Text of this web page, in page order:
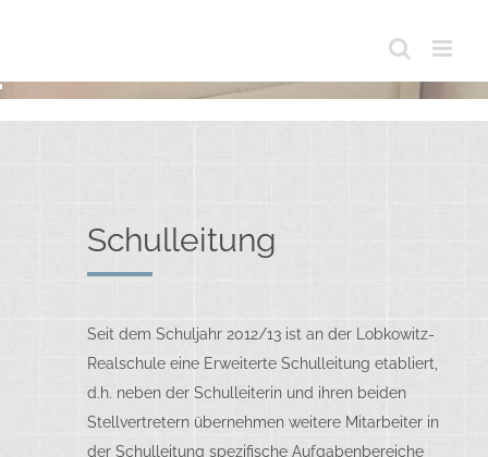
Schulleitung
Seit dem Schuljahr 2012/13 ist an der Lobkowitz-
Realschule eine Erweiterte Schulleitung etabliert,
d.h. neben der Schulleiterin und ihren beiden
Stellvertretern übernehmen weitere Mitarbeiter in
der Schulleitung spezifische Aufgabenbereiche